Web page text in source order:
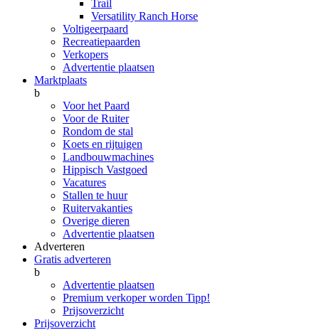
Trail
Versatility Ranch Horse
Voltigeerpaard
Recreatiepaarden
Verkopers
Advertentie plaatsen
Marktplaats
b
Voor het Paard
Voor de Ruiter
Rondom de stal
Koets en rijtuigen
Landbouwmachines
Hippisch Vastgoed
Vacatures
Stallen te huur
Ruitervakanties
Overige dieren
Advertentie plaatsen
Adverteren
Gratis adverteren
b
Advertentie plaatsen
Premium verkoper worden Tipp!
Prijsoverzicht
Prijsoverzicht